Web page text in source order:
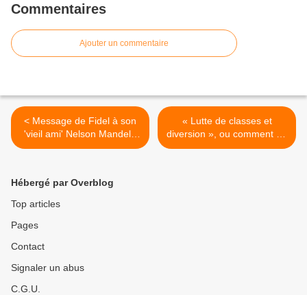
Commentaires
Ajouter un commentaire
< Message de Fidel à son
'vieil ami' Nelson Mandela
pour ses 92 ans: « Exerce
sud loin des Etats-Unis et
« Lutte de classes et
diversion », ou comment un
dirigeant communiste
Hébergé par Overblog
Top articles
Pages
Contact
Signaler un abus
C.G.U.